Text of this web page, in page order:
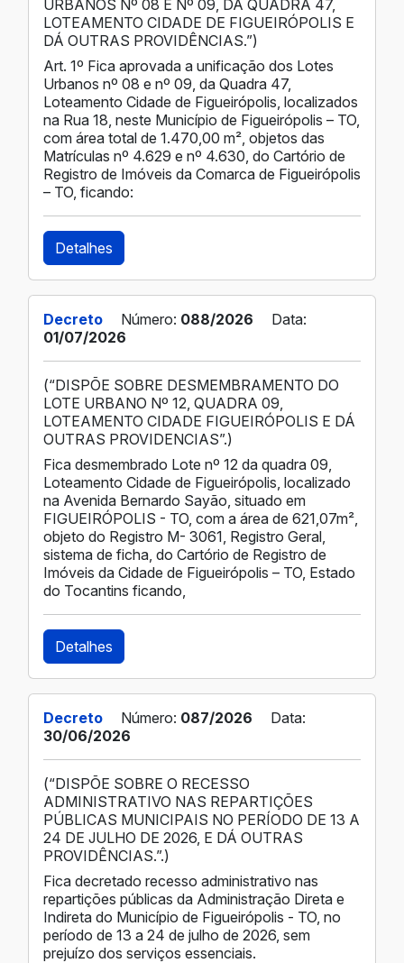
URBANOS Nº 08 E Nº 09, DA QUADRA 47,
LOTEAMENTO CIDADE DE FIGUEIRÓPOLIS E
DÁ OUTRAS PROVIDÊNCIAS.”)
Art. 1º Fica aprovada a unificação dos Lotes
Urbanos nº 08 e nº 09, da Quadra 47,
Loteamento Cidade de Figueirópolis, localizados
na Rua 18, neste Município de Figueirópolis – TO,
com área total de 1.470,00 m², objetos das
Matrículas nº 4.629 e nº 4.630, do Cartório de
Registro de Imóveis da Comarca de Figueirópolis
– TO, ficando:
Detalhes
Decreto Número: 088/2026
Data:
01/07/2026
(“DISPÕE SOBRE DESMEMBRAMENTO DO
LOTE URBANO Nº 12, QUADRA 09,
LOTEAMENTO CIDADE FIGUEIRÓPOLIS E DÁ
OUTRAS PROVIDENCIAS”.)
Fica desmembrado Lote nº 12 da quadra 09,
Loteamento Cidade de Figueirópolis, localizado
na Avenida Bernardo Sayão, situado em
FIGUEIRÓPOLIS - TO, com a área de 621,07m²,
objeto do Registro M- 3061, Registro Geral,
sistema de ficha, do Cartório de Registro de
Imóveis da Cidade de Figueirópolis – TO, Estado
do Tocantins ficando,
Detalhes
Decreto Número: 087/2026
Data:
30/06/2026
(“DISPÕE SOBRE O RECESSO
ADMINISTRATIVO NAS REPARTIÇÕES
PÚBLICAS MUNICIPAIS NO PERÍODO DE 13 A
24 DE JULHO DE 2026, E DÁ OUTRAS
PROVIDÊNCIAS.”.)
Fica decretado recesso administrativo nas
repartições públicas da Administração Direta e
Indireta do Município de Figueirópolis - TO, no
período de 13 a 24 de julho de 2026, sem
prejuízo dos serviços essenciais.